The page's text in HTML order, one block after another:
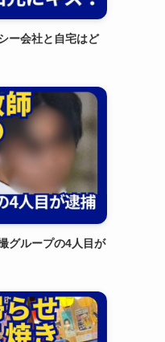
ー会社と自宅はど
グループの4人目が